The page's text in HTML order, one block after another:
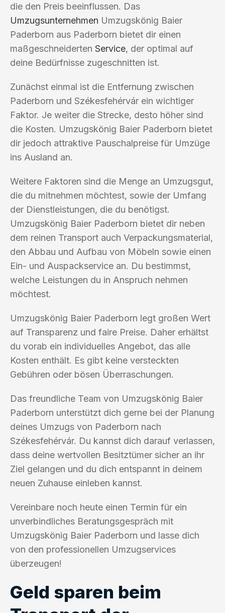
die den Preis beeinflussen. Das
Umzugsunternehmen Umzugskönig Baier
Paderborn aus Paderborn bietet dir einen
maßgeschneiderten Service, der optimal auf
deine Bedürfnisse zugeschnitten ist.
Zunächst einmal ist die Entfernung zwischen
Paderborn und Székesfehérvár ein wichtiger
Faktor. Je weiter die Strecke, desto höher sind
die Kosten. Umzugskönig Baier Paderborn bietet
dir jedoch attraktive Pauschalpreise für Umzüge
ins Ausland an.
Weitere Faktoren sind die Menge an Umzugsgut,
die du mitnehmen möchtest, sowie der Umfang
der Dienstleistungen, die du benötigst.
Umzugskönig Baier Paderborn bietet dir neben
dem reinen Transport auch Verpackungsmaterial,
den Abbau und Aufbau von Möbeln sowie einen
Ein- und Auspackservice an. Du bestimmst,
welche Leistungen du in Anspruch nehmen
möchtest.
Umzugskönig Baier Paderborn legt großen Wert
auf Transparenz und faire Preise. Daher erhältst
du vorab ein individuelles Angebot, das alle
Kosten enthält. Es gibt keine versteckten
Gebühren oder bösen Überraschungen.
Das freundliche Team von Umzugskönig Baier
Paderborn unterstützt dich gerne bei der Planung
deines Umzugs von Paderborn nach
Székesfehérvár. Du kannst dich darauf verlassen,
dass deine wertvollen Besitztümer sicher an ihr
Ziel gelangen und du dich entspannt in deinem
neuen Zuhause einleben kannst.
Vereinbare noch heute einen Termin für ein
unverbindliches Beratungsgespräch mit
Umzugskönig Baier Paderborn und lasse dich
von den professionellen Umzugservices
überzeugen!
Geld sparen beim